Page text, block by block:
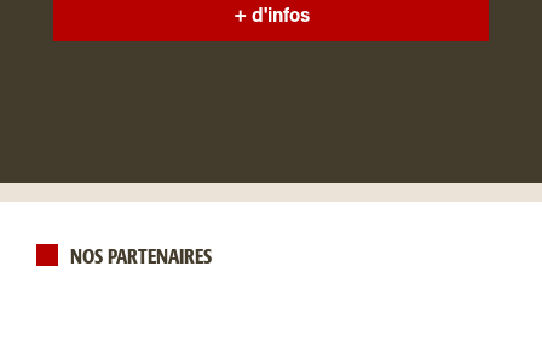
+ d'infos
NOS PARTENAIRES